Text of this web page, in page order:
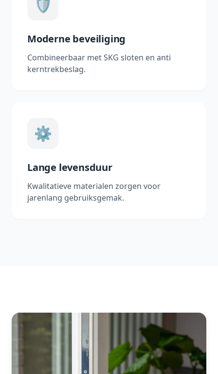
🛡️
Moderne beveiliging
Combineerbaar met SKG sloten en anti
kerntrekbeslag.
⚙️
Lange levensduur
Kwalitatieve materialen zorgen voor
jarenlang gebruiksgemak.